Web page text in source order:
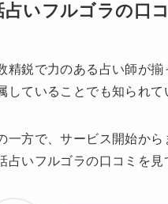
占いフルゴラの口
精鋭で力のある占い師が
していることでも知られて
一方で、サービス開始か
占いフルゴラの口コミを見